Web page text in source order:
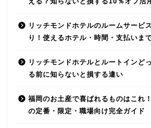
リッチモンドホテルのルームサービ
り！使えるホテル・時間・支払いま
リッチモンドホテルとルートインど
る前に知らないと損する違い
福岡のお土産で喜ばれるものはこれ
の定番・限定・職場向け完全ガイド